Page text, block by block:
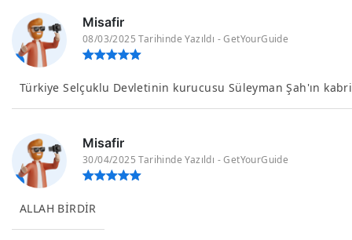
Misafir
08/03/2025 Tarihinde Yazıldı - GetYourGuide
Türkiye Selçuklu Devletinin kurucusu Süleyman Şah'ın
Misafir
30/04/2025 Tarihinde Yazıldı - GetYourGuide
ALLAH BİRDİR